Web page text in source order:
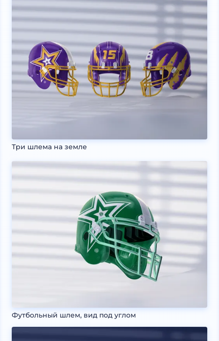
Три шлема на земле
Футбольный шлем, вид под углом